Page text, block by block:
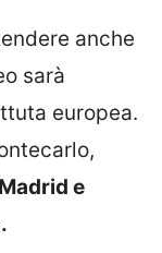
anche
sarà
europea.
Madrid e